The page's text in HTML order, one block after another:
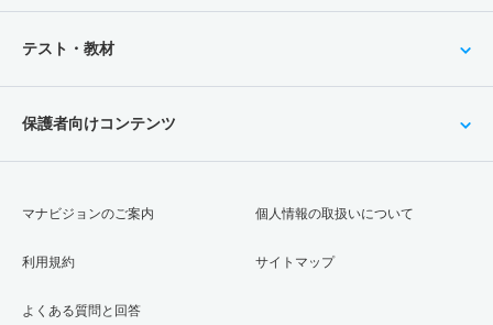
テスト・教材
保護者向けコンテンツ
マナビジョンのご案内
利用規約
よくある質問と回答
個人情報の取扱いについて
サイトマップ